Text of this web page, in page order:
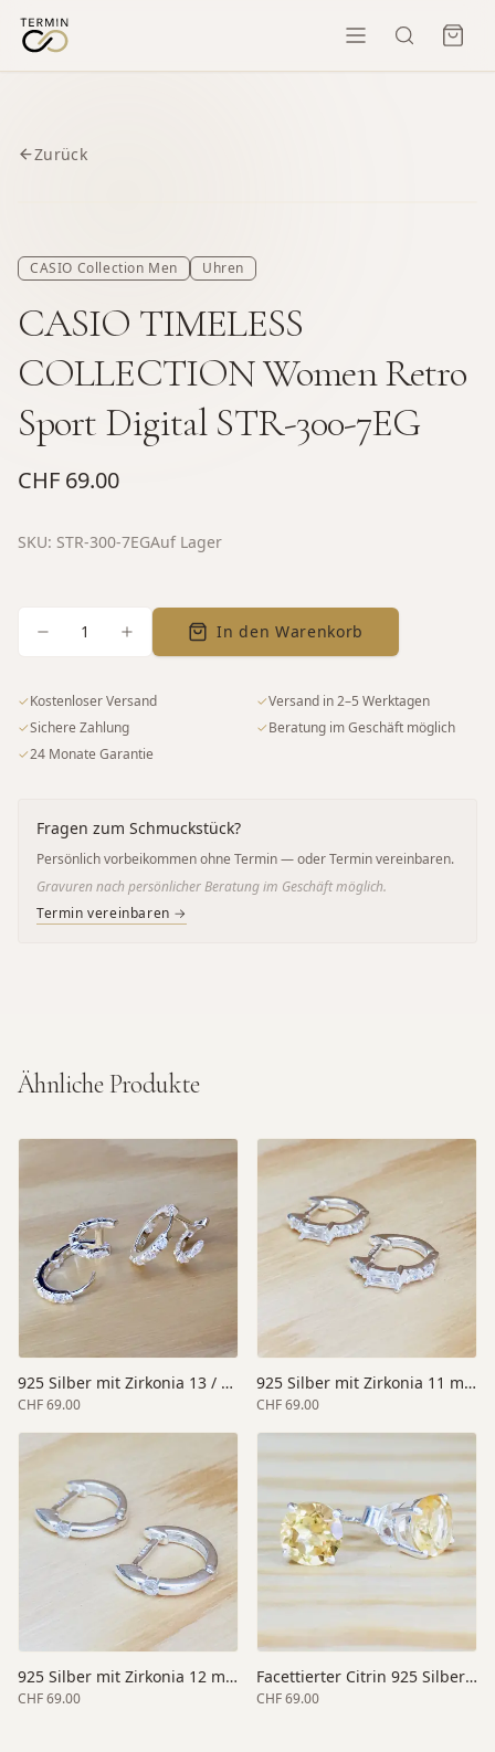
Zurück
CASIO Collection Men Uhren
CASIO TIMELESS
COLLECTION Women Retro
Sport Digital STR-300-7EG
CHF 69.00
SKU: STR-300-7EGAuf Lager
1 In den Warenkorb
✓Kostenloser Versand ✓Versand in 2–5 Werktagen
✓Sichere Zahlung ✓Beratung im Geschäft möglich
✓24 Monate Garantie
Fragen zum Schmuckstück?
Persönlich vorbeikommen ohne Termin — oder Termin vereinbaren.
Gravuren nach persönlicher Beratung im Geschäft möglich.
Termin vereinbaren →
Ähnliche Produkte
925 Silber mit Zirkonia 13 / 11 mm
CHF 69.00
925 Silber mit Zirkonia 11 mm
CHF 69.00
925 Silber mit Zirkonia 12 mm
CHF 69.00
Facettierter Citrin 925 Silber 7x7 mm
CHF 69.00